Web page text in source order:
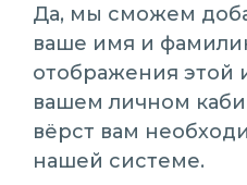
Да, мы сможем
ваше имя и
отображения этой
вашем личном
вёрст вам
нашей системе.